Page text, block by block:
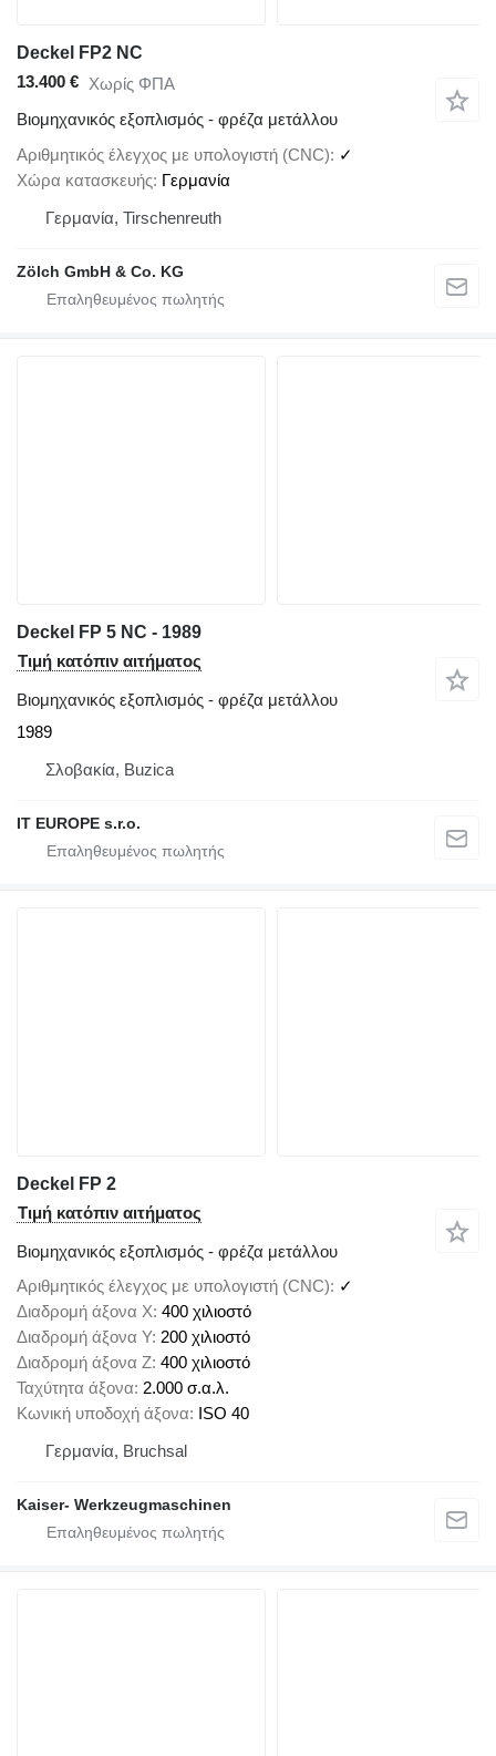
Deckel FP2 NC
13.400 € Χωρίς ΦΠΑ
Βιομηχανικός εξοπλισμός - φρέζα μετάλλου
Αριθμητικός έλεγχος με υπολογιστή (CNC)
✓
Χώρα κατασκευής Γερμανία
Γερμανία, Tirschenreuth
Zölch GmbH & Co. KG
Deckel FP 5 NC - 1989
Τιμή κατόπιν αιτήματος
Βιομηχανικός εξοπλισμός - φρέζα μετάλλου
1989
Σλοβακία, Buzica
IT EUROPE s.r.o.
Deckel FP 2
Τιμή κατόπιν αιτήματος
Βιομηχανικός εξοπλισμός - φρέζα μετάλλου
Αριθμητικός έλεγχος με υπολογιστή (CNC)
✓
Διαδρομή άξονα X 400 χιλιοστό
Διαδρομή άξονα Y 200 χιλιοστό
Διαδρομή άξονα Z 400 χιλιοστό
Ταχύτητα άξονα 2.000 σ.α.λ.
Κωνική υποδοχή άξονα ISO 40
Γερμανία, Bruchsal
Kaiser- Werkzeugmaschinen